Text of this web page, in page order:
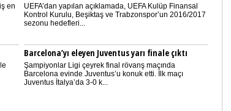
en
UEFA’dan yapılan açıklamada, UEFA Kulüp Finansal
Kontrol Kurulu, Beşiktaş ve Trabzonspor’un 2016/2017
sezonu hedefleri...
Barcelona’yı eleyen Juventus yarı finale çıktı
Şampiyonlar Ligi çeyrek final rövanş maçında
Barcelona evinde Juventus’u konuk etti. İlk maçı
Juventus İtalya’da 3-0 k...